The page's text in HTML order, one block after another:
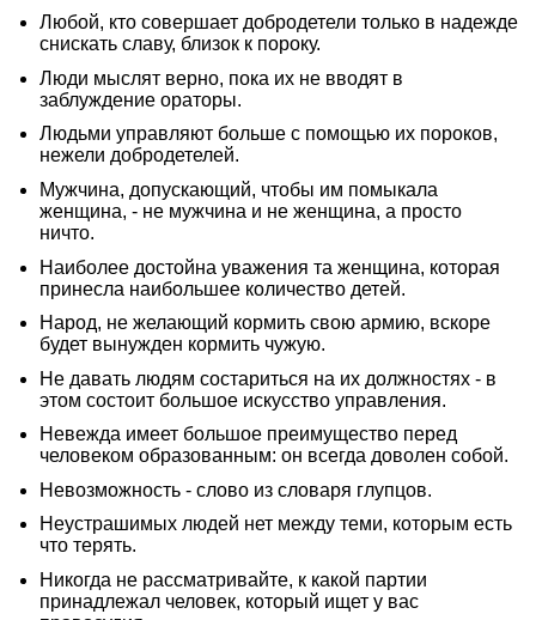
Любой, кто совершает добродетели только в надежде
снискать славу, близок к пороку.
Люди мыслят верно, пока их не вводят в
заблуждение ораторы.
Людьми управляют больше с помощью их пороков,
нежели добродетелей.
Мужчина, допускающий, чтобы им помыкала
женщина, - не мужчина и не женщина, а просто
ничто.
Наиболее достойна уважения та женщина, которая
принесла наибольшее количество детей.
Народ, не желающий кормить свою армию, вскоре
будет вынужден кормить чужую.
Не давать людям состариться на их должностях - в
этом состоит большое искусство управления.
Невежда имеет большое преимущество перед
человеком образованным: он всегда доволен собой.
Невозможность - слово из словаря глупцов.
Неустрашимых людей нет между теми, которым есть
что терять.
Никогда не рассматривайте, к какой партии
принадлежал человек, который ищет у вас